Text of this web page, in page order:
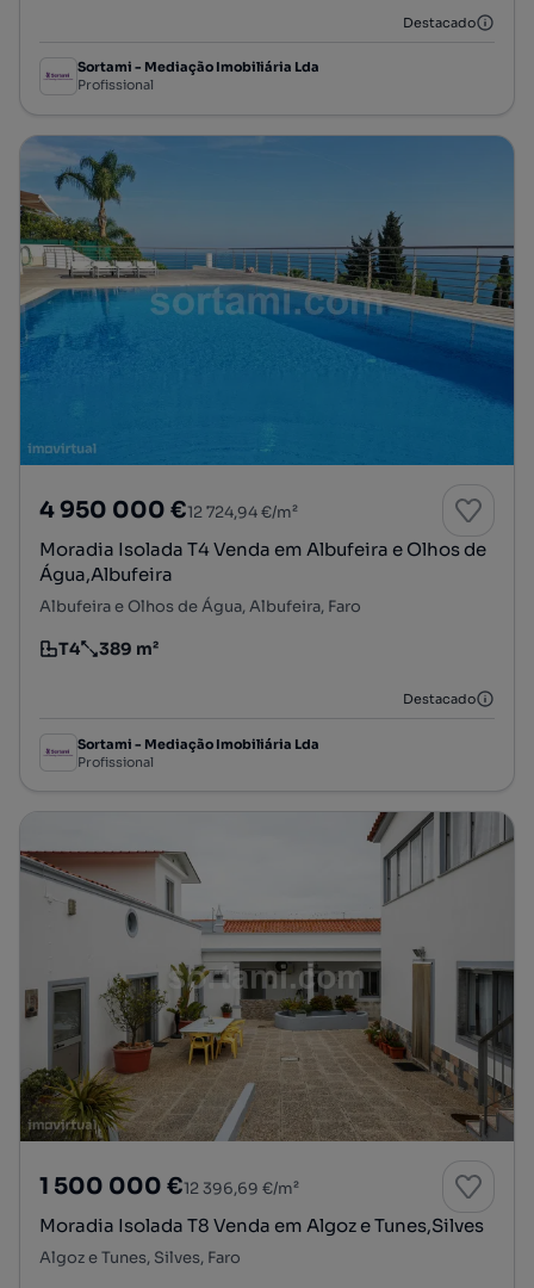
Destacado
Sortami - Mediação Imobiliária Lda
Profissional
4 950 000 €12 724,94 €/m²
Moradia Isolada T4 Venda em Albufeira e Olhos de
Água,Albufeira
Albufeira e Olhos de Água, Albufeira, Faro
Tipologia
T4
Preço por metro quadrado
389 m²
Destacado
Sortami - Mediação Imobiliária Lda
Profissional
1 500 000 €12 396,69 €/m²
Moradia Isolada T8 Venda em Algoz e Tunes,Silves
Algoz e Tunes, Silves, Faro